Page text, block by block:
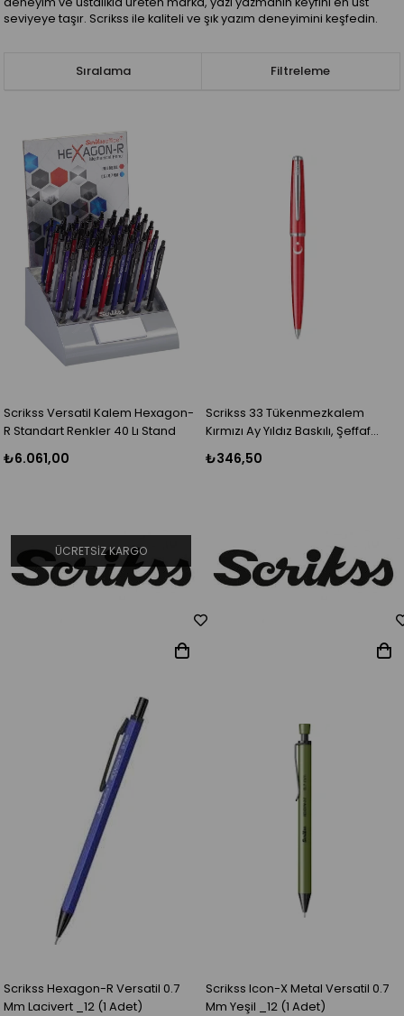
seviyeye taşır. Scrikss ile kaliteli ve şık yazım deneyimini keşfedin.
Filtreleme
Sıralama
Scrikss Versatil Kalem Hexagon-
R Standart Renkler 40 Lı Stand
₺6.061,00
ÜCRETSIZ KARGO
Scrikss 33 Tükenmezkalem
Kırmızı Ay Yıldız Baskılı, Şeffaf
Amb. *16
₺346,50
Scrikss Hexagon-R Versatil 0.7
Mm Lacivert _12 (1 Adet)
Scrikss Icon-X Metal Versatil 0.7
Mm Yeşil _12 (1 Adet)